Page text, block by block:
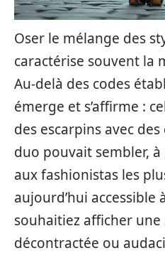
Oser le mélange des
caractérise souvent la
Au-delà des codes
émerge et s’affirme :
des escarpins avec des
duo pouvait sembler,
aux fashionistas les
aujourd’hui accessible
souhaitiez afficher une
décontractée ou